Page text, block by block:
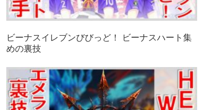
ビーナスイレブンびびっど！ ビーナスハート集
めの裏技